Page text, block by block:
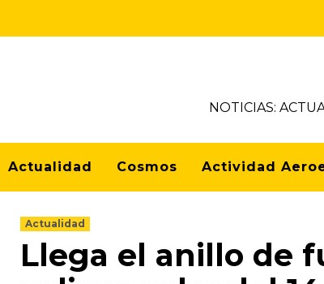
NOTICIAS:
Actualidad Cosmos Actividad
Actualidad
Llega el anillo de